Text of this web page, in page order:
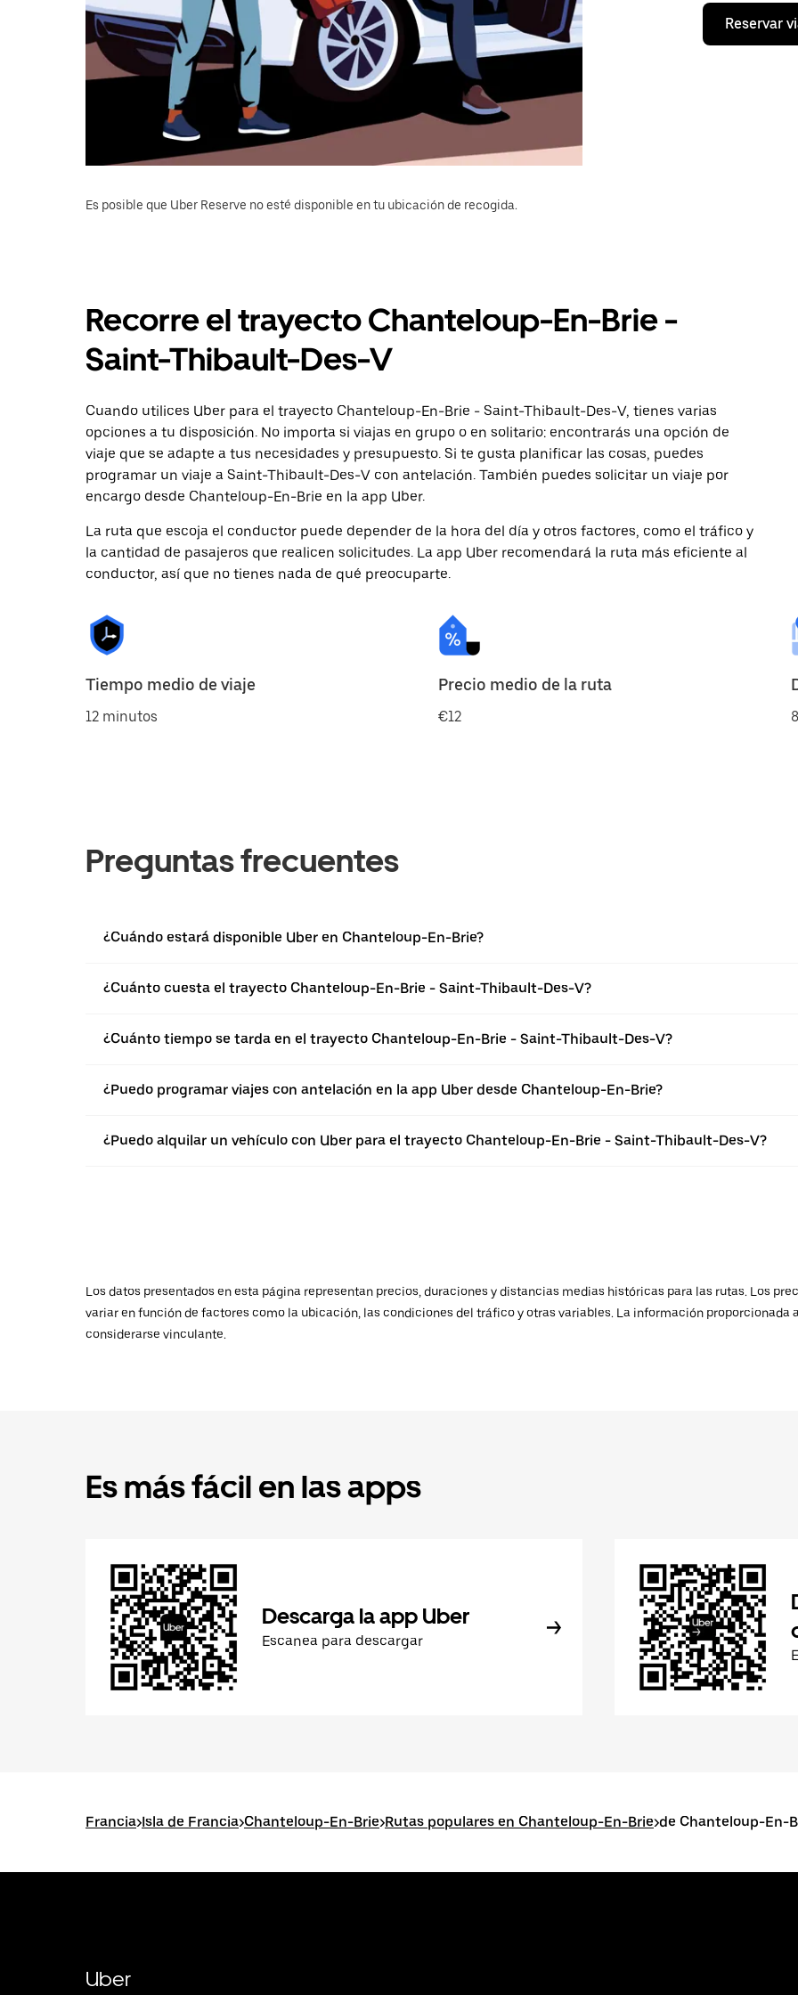
Reservar
Es posible que Uber Reserve no esté disponible en tu ubicación de recogida.
Recorre el trayecto Chanteloup-En-Brie -
Saint-Thibault-Des-V
Cuando utilices Uber para el trayecto Chanteloup-En-Brie - Saint-Thibault-Des-V, tienes varias
opciones a tu disposición. No importa si viajas en grupo o en solitario: encontrarás una opción de
viaje que se adapte a tus necesidades y presupuesto. Si te gusta planificar las cosas, puedes
programar un viaje a Saint-Thibault-Des-V con antelación. También puedes solicitar un viaje por
encargo desde Chanteloup-En-Brie en la app Uber.
La ruta que escoja el conductor puede depender de la hora del día y otros factores, como el tráfico y
la cantidad de pasajeros que realicen solicitudes. La app Uber recomendará la ruta más eficiente al
conductor, así que no tienes nada de qué preocuparte.
Tiempo medio de viaje
12 minutos
Precio medio de la ruta
€12
Preguntas frecuentes
¿Cuándo estará disponible Uber en Chanteloup-En-Brie?
¿Cuánto cuesta el trayecto Chanteloup-En-Brie - Saint-Thibault-Des-V?
¿Cuánto tiempo se tarda en el trayecto Chanteloup-En-Brie - Saint-Thibault-Des-V?
¿Puedo programar viajes con antelación en la app Uber desde Chanteloup-En-Brie?
¿Puedo alquilar un vehículo con Uber para el trayecto Chanteloup-En-Brie - Saint-Thibault-Des-V?
Los datos presentados en esta página representan precios, duraciones y distancias medias históricas para las rutas. Los
variar en función de factores como la ubicación, las condiciones del tráfico y otras variables. La información proporcionada
considerarse vinculante.
Es más fácil en las apps
Descarga la app Uber
Escanea para descargar
Francia>Isla de Francia>Chanteloup-En-Brie>Rutas populares en Chanteloup-En-Brie>de Chanteloup-En-
Uber